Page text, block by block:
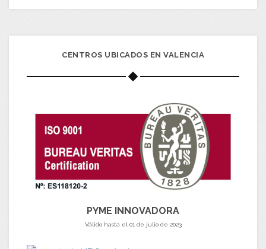
CENTROS UBICADOS EN VALENCIA
PYME INNOVADORA
Válido hasta el 01 de julio de 2023